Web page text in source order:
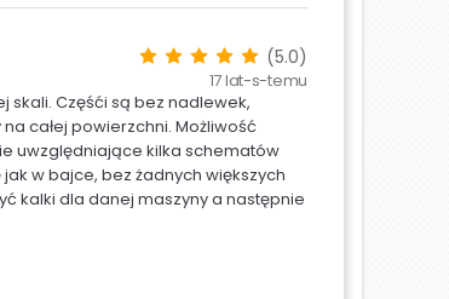
(5.0)
17 lat-s-temu
Częśći są bez nadlewek,
całej powierzchni. Możliwość
uwzględniające kilka schematów
w bajce, bez żadnych większych
kalki dla danej maszyny a następnie